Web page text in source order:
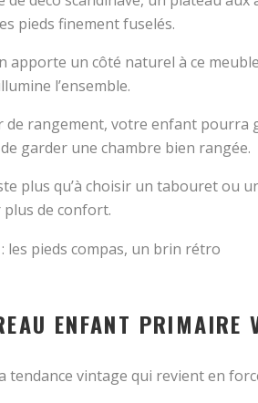
pieds finement fuselés.
apporte un côté naturel à ce
l’ensemble.
de rangement, votre enfant pourra
garder une chambre bien rangée.
plus qu’à choisir un tabouret ou
de confort.
les pieds compas, un brin rétro
ENFANT PRIMAIRE
tendance vintage qui revient en